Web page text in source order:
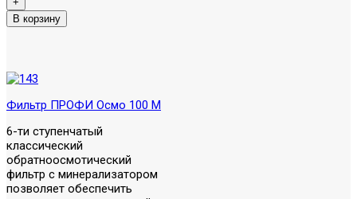
Фильтр ПРОФИ Осмо 100 М
6-ти ступенчатый
классический
обратноосмотический
фильтр с минерализатором
позволяет обеспечить